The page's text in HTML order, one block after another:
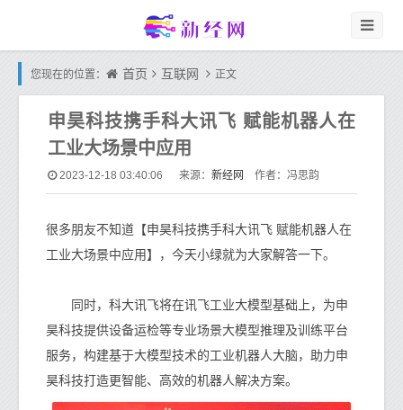
您现在的位置： 首页 互联网 正文
申昊科技携手科大讯飞 赋能机器人在
工业大场景中应用
2023-12-18 03:40:06 来源： 新经网 作者：冯思韵
很多朋友不知道【申昊科技携手科大讯飞 赋能机器人在
工业大场景中应用】，今天小绿就为大家解答一下。
同时，科大讯飞将在讯飞工业大模型基础上，为申
昊科技提供设备运检等专业场景大模型推理及训练平台
服务，构建基于大模型技术的工业机器人大脑，助力申
昊科技打造更智能、高效的机器人解决方案。